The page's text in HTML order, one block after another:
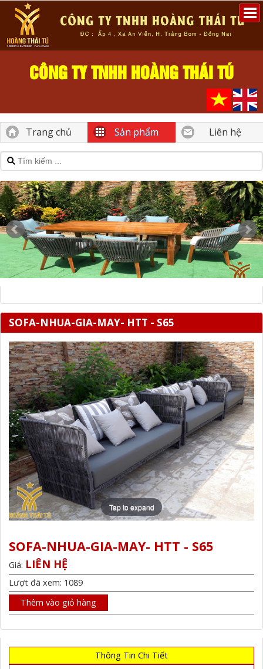
CÔNG TY TNHH HOÀNG THÁI TÚ
Trang chủ Sản phẩm Liên hệ
SOFA-NHUA-GIA-MAY- HTT - S65
Tap to expand
SOFA-NHUA-GIA-MAY- HTT - S65
Giá: LIÊN HỆ
Lượt đã xem: 1089
Thêm vào giỏ hàng
Thông Tin Chi Tiết